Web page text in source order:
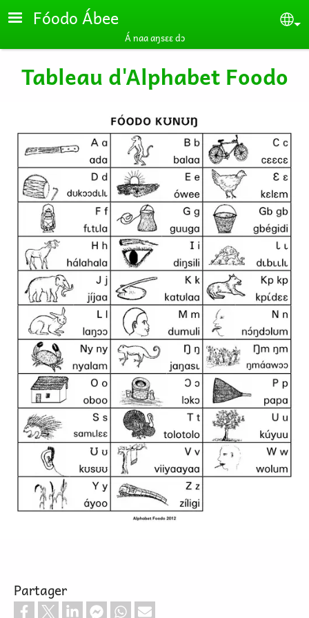
Skip to main content
Fóodo Ábee
Á naa aŋsɛɛ dɔ
Tableau d'Alphabet Foodo
Partager